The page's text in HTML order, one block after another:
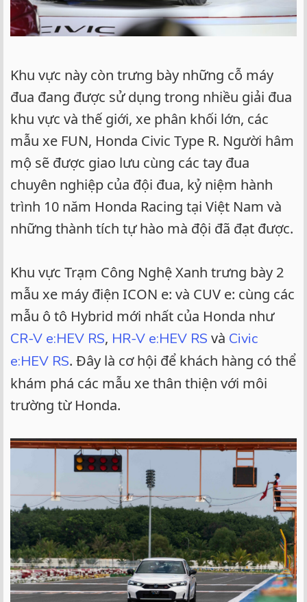
Khu vực này còn trưng bày những cỗ máy
đua đang được sử dụng trong nhiều giải đua
khu vực và thế giới, xe phân khối lớn, các
mẫu xe FUN, Honda Civic Type R. Người hâm
mộ sẽ được giao lưu cùng các tay đua
chuyên nghiệp của đội đua, kỷ niệm hành
trình 10 năm Honda Racing tại Việt Nam và
những thành tích tự hào mà đội đã đạt được.
Khu vực Trạm Công Nghệ Xanh trưng bày 2
mẫu xe máy điện ICON e: và CUV e: cùng các
mẫu ô tô Hybrid mới nhất của Honda như
CR-V e:HEV RS, HR-V e:HEV RS và Civic
e:HEV RS. Đây là cơ hội để khách hàng có thể
khám phá các mẫu xe thân thiện với môi
trường từ Honda.